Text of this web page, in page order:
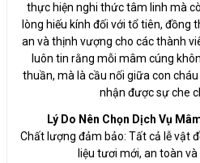
thực hiện nghi thức tâm linh mà
lòng hiếu kính đối với tổ tiên, đồng
an và thịnh vượng cho các thành
luôn tin rằng mỗi mâm cúng
thuần, mà là cầu nối giữa con
nhận được sự che
Lý Do Nên Chọn Dịch Vụ
Chất lượng đảm bảo: Tất cả lễ vật
liệu tươi mới, an toàn và